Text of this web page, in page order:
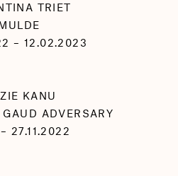
TRIET
– 12.02.2023
KANU
ADVERSARY
27.11.2022